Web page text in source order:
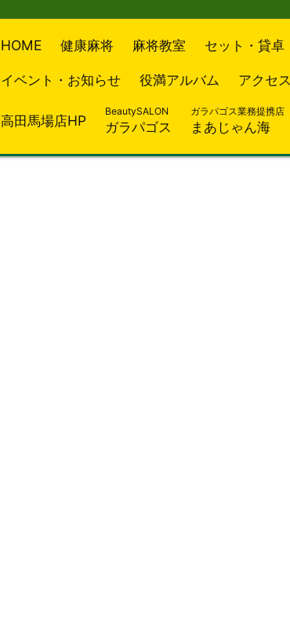
HOME 健康麻将 麻将教室 セット・貸卓
イベント・お知らせ 役満アルバム アクセス
高田馬場店HP
BeautySALON
ガラパゴス
ガラパゴス業務提携店
まあじゃん海